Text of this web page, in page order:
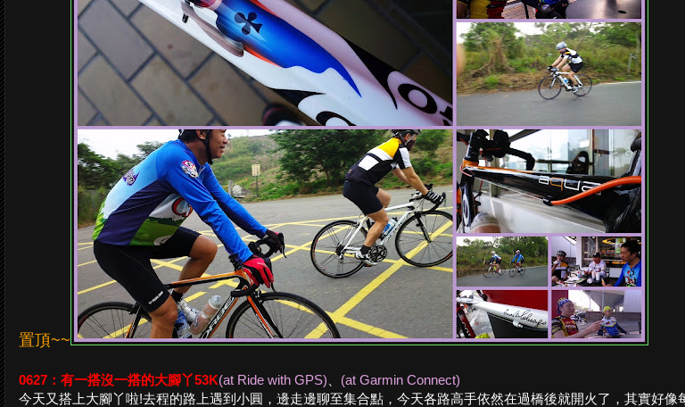
置頂~~
0627：有一搭沒一搭的大腳丫53K(at Ride with GPS)
(at Garmin Connect)
今天又搭上大腳丫啦!去程的路上遇到小圓，邊走邊聊至集合點，今天各路高手依然在過橋後就開火了，其實好